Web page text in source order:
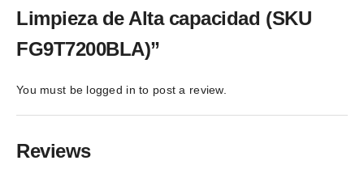
Limpieza de Alta capacidad (SKU
FG9T7200BLA)”
You must be logged in to post a review.
Reviews